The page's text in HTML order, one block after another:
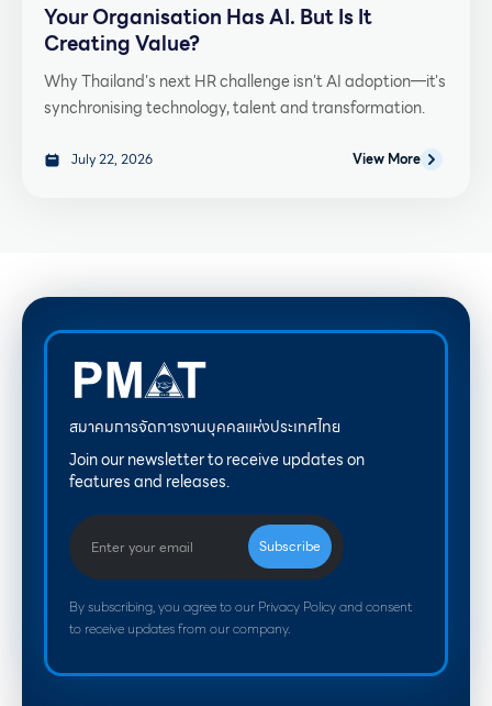
Your Organisation Has AI. But Is It
Creating Value?
Why Thailand's next HR challenge isn't AI adoption—it's
synchronising technology, talent and transformation.
July 22, 2026 View More
สมาคมการจัดการงานบุคคลแห่งประเทศไทย
Join our newsletter to receive updates on
features and releases.
By subscribing, you agree to our Privacy Policy and consent
to receive updates from our company.